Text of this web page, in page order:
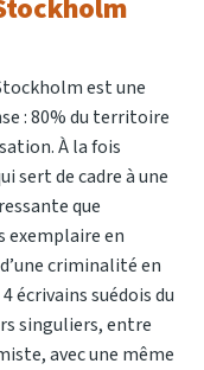
est une
: 80% du territoire
À la fois
sert de cadre à une
que
exemplaire en
criminalité en
écrivains suédois du
singuliers, entre
avec une même